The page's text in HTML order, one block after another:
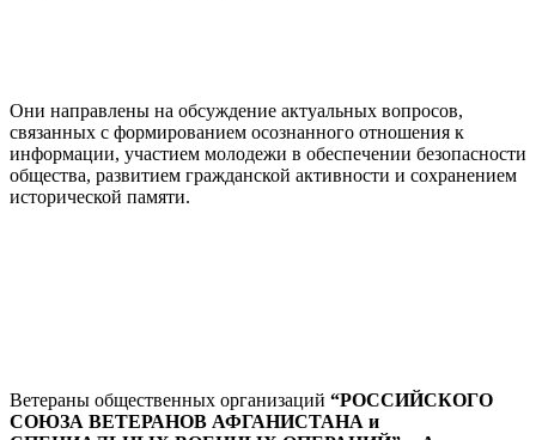
Они направлены на обсуждение актуальных вопросов,
связанных с формированием осознанного отношения к
информации, участием молодежи в обеспечении безопасности
общества, развитием гражданской активности и сохранением
исторической памяти.
Ветераны общественных организаций “РОССИЙСКОГО
СОЮЗА ВЕТЕРАНОВ АФГАНИСТАНА и